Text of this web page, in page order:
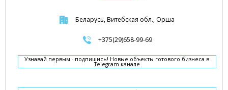
Беларусь, Витебская обл., Орша
+375(29)658-99-69
Узнавай первым - подпишись! Новые объекты готового бизнеса в
Telegram канале